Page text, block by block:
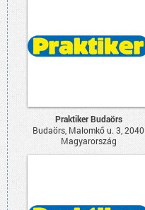
Praktiker Budaörs
Budaörs, Malomkő u. 3, 2040
Magyarország